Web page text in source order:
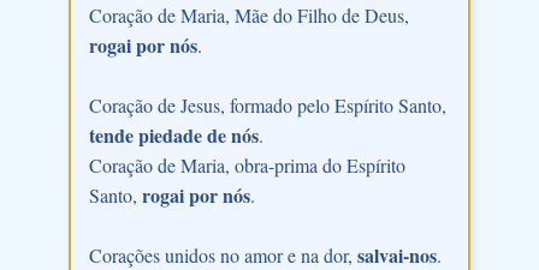
Coração de Maria, Mãe do Filho de Deus,
rogai por nós.
Coração de Jesus, formado pelo Espírito Santo,
tende piedade de nós.
Coração de Maria, obra-prima do Espírito
Santo, rogai por nós.
Corações unidos no amor e na dor, salvai-nos.